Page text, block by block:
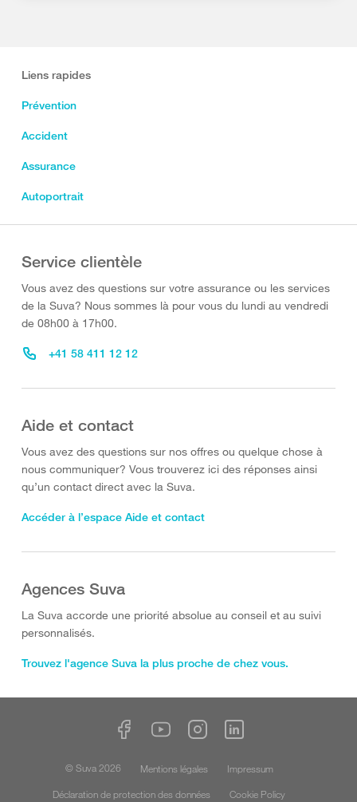
Liens rapides
Prévention
Accident
Assurance
Autoportrait
Service clientèle
Vous avez des questions sur votre assurance ou les services
de la Suva? Nous sommes là pour vous du lundi au vendredi
de 08h00 à 17h00.
+41 58 411 12 12
Aide et contact
Vous avez des questions sur nos offres ou quelque chose à
nous communiquer? Vous trouverez ici des réponses ainsi
qu’un contact direct avec la Suva.
Accéder à l’espace Aide et contact
Agences Suva
La Suva accorde une priorité absolue au conseil et au suivi
personnalisés.
Trouvez l'agence Suva la plus proche de chez vous.
© Suva 2026 Mentions légales
Impressum
Déclaration de protection des données
Cookie Policy